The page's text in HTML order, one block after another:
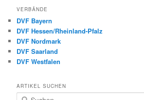
VERBÄNDE
DVF Bayern
DVF Hessen/Rheinland-Pfalz
DVF Nordmark
DVF Saarland
DVF Westfalen
ARTIKEL SUCHEN